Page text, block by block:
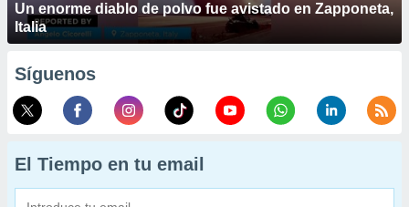
Un enorme diablo de polvo fue avistado en Zapponeta,
Italia
Síguenos
El Tiempo en tu email